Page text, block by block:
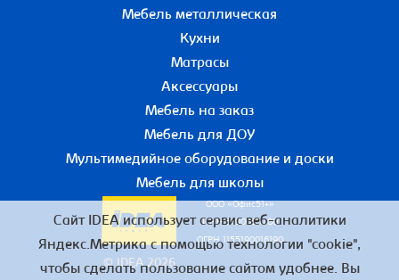
Мебель металлическая
Кухни
Матрасы
Аксессуары
Мебель на заказ
Мебель для ДОУ
Мультимедийное оборудование и доски
Мебель для школы
© IDEA 2026
ООО «Офис51+»
ИНН 5190055780
ОГРН 1155190016190
Сайт IDEA использует сервис веб-аналитики
Яндекс.Метрика с помощью технологии "cookie",
чтобы сделать пользование сайтом удобнее. Вы